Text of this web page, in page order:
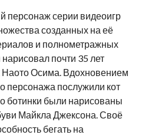
персонаж серии видеоигр
созданных на её
и полнометражных
почти 35 лет
Наото Осима. Вдохновением
персонажа послужили кот
ботинки были нарисованы
Майкла Джексона. Своё
бегать на